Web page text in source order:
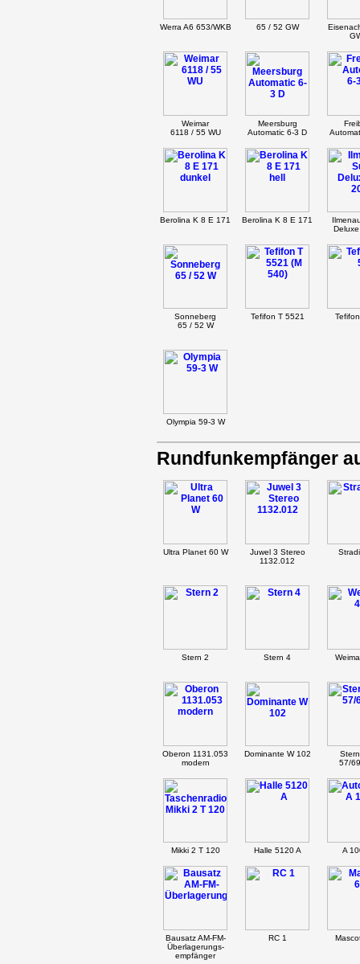
Werra A6 653/WKB 65 / 52 GW
Weimar
6118 / 55 WU
Meersburg
Automatic 6-3 D
Berolina K 8 E 171 Berolina K 8 E 171
Sonneberg
65 / 52 W
Tefifon T 5521
Olympia 59-3 W
Rundfunkempfänger
Ultra Planet 60 W
Juwel 3 Stereo
1132.012
Stern 2 Stern 4
Oberon 1131.053
modern
Dominante W 102
57/
Mikki 2 T 120 Halle 5120 A A
Bausatz AM-FM-
Überlagerungs-
empfänger
RC 1